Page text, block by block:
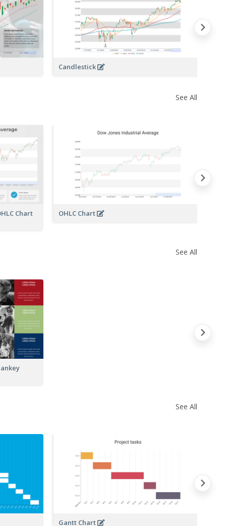
Candlestick
See All
Chart OHLC Chart
See All
See All
Gantt Chart